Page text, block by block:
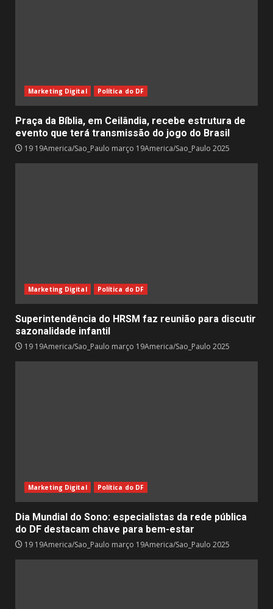
Marketing Digital Política do DF
Praça da Bíblia, em Ceilândia, recebe estrutura de
evento que terá transmissão do jogo do Brasil
19 19America/Sao_Paulo março 19America/Sao_Paulo 2025
Marketing Digital Política do DF
Superintendência do HRSM faz reunião para discutir
sazonalidade infantil
19 19America/Sao_Paulo março 19America/Sao_Paulo 2025
Marketing Digital Política do DF
Dia Mundial do Sono: especialistas da rede pública
do DF destacam chave para bem-estar
19 19America/Sao_Paulo março 19America/Sao_Paulo 2025